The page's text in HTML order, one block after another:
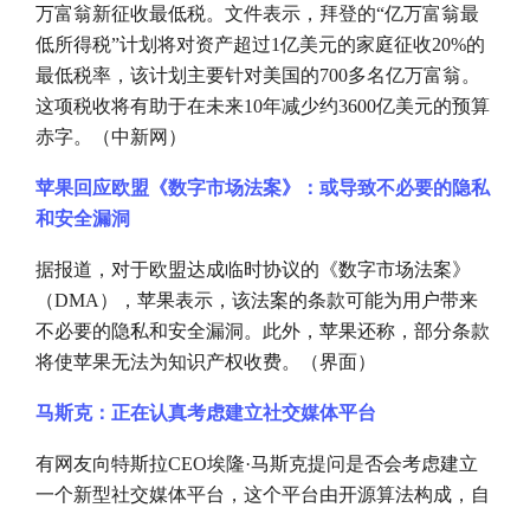
万富翁新征收最低税。文件表示，拜登的“亿万富翁最
低所得税”计划将对资产超过1亿美元的家庭征收20%的
最低税率，该计划主要针对美国的700多名亿万富翁。
这项税收将有助于在未来10年减少约3600亿美元的预算
赤字。（中新网）
苹果回应欧盟《数字市场法案》：或导致不必要的隐私
和安全漏洞
据报道，对于欧盟达成临时协议的《数字市场法案》
（DMA），苹果表示，该法案的条款可能为用户带来
不必要的隐私和安全漏洞。此外，苹果还称，部分条款
将使苹果无法为知识产权收费。（界面）
马斯克：正在认真考虑建立社交媒体平台
有网友向特斯拉CEO埃隆·马斯克提问是否会考虑建立
一个新型社交媒体平台，这个平台由开源算法构成，自